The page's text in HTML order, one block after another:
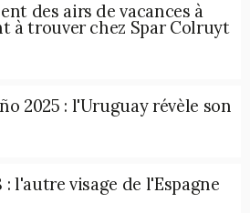
des airs de vacances à
à trouver chez Spar Colruyt
2025 : l'Uruguay révèle son
l'autre visage de l'Espagne